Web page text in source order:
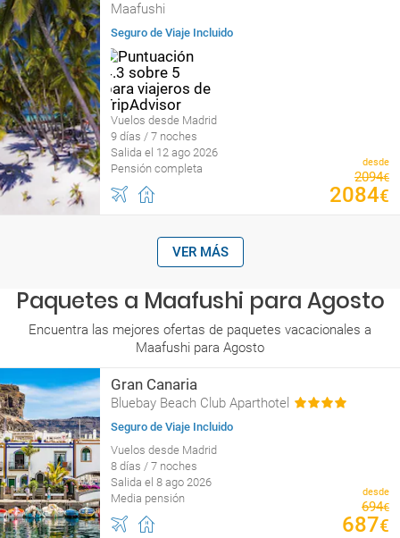
Maafushi
Seguro de Viaje Incluido
Vuelos desde Madrid
9 días / 7 noches
Salida el 12 ago 2026
Pensión completa
desde
2094€
2084€
VER MÁS
Paquetes a Maafushi para Agosto
Encuentra las mejores ofertas de paquetes vacacionales a
Maafushi para Agosto
Gran Canaria
Bluebay Beach Club Aparthotel
Seguro de Viaje Incluido
Vuelos desde Madrid
8 días / 7 noches
Salida el 8 ago 2026
Media pensión
desde
694€
687€